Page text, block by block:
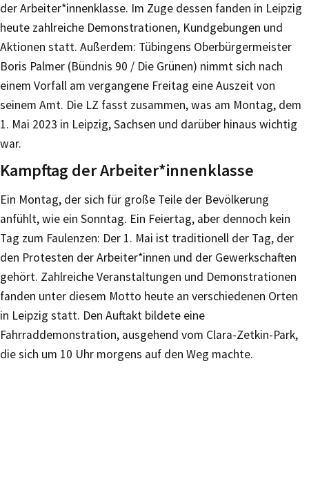
der Arbeiter*innenklasse. Im Zuge dessen fanden in Leipzig
heute zahlreiche Demonstrationen, Kundgebungen und
Aktionen statt. Außerdem: Tübingens Oberbürgermeister
Boris Palmer (Bündnis 90 / Die Grünen) nimmt sich nach
einem Vorfall am vergangene Freitag eine Auszeit von
seinem Amt. Die LZ fasst zusammen, was am Montag, dem
1. Mai 2023 in Leipzig, Sachsen und darüber hinaus wichtig
war.
Kampftag der Arbeiter*innenklasse
Ein Montag, der sich für große Teile der Bevölkerung
anfühlt, wie ein Sonntag. Ein Feiertag, aber dennoch kein
Tag zum Faulenzen: Der 1. Mai ist traditionell der Tag, der
den Protesten der Arbeiter*innen und der Gewerkschaften
gehört. Zahlreiche Veranstaltungen und Demonstrationen
fanden unter diesem Motto heute an verschiedenen Orten
in Leipzig statt. Den Auftakt bildete eine
Fahrraddemonstration, ausgehend vom Clara-Zetkin-Park,
die sich um 10 Uhr morgens auf den Weg machte.